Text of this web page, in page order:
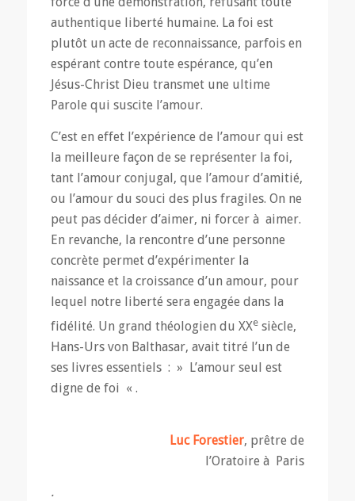
authentique liberté humaine. La foi est
plutôt un acte de reconnaissance, parfois en
espérant contre toute espérance, qu’en
Jésus-Christ Dieu transmet une ultime
Parole qui suscite l’amour.
C’est en effet l’expérience de l’amour qui est
la meilleure façon de se représenter la foi,
tant l’amour conjugal, que l’amour d’amitié,
ou l’amour du souci des plus fragiles. On ne
peut pas décider d’aimer, ni forcer à aimer.
En revanche, la rencontre d’une personne
concrète permet d’expérimenter la
naissance et la croissance d’un amour, pour
lequel notre liberté sera engagée dans la
fidélité. Un grand théologien du XXesiècle,
Hans-Urs von Balthasar, avait titré l’un de
ses livres essentiels : » L’amour seul est
digne de foi « .
Luc Forestier, prêtre de
l’Oratoire à Paris
.